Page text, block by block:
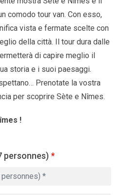
comodo tour van. Con esso,
vista e fermate scelte con
della città. Il tour dura dalle
di capire meglio il
storia e i suoi paesaggi.
Prenotate la vostra
per scoprire Sète e Nîmes.
!
personnes) *